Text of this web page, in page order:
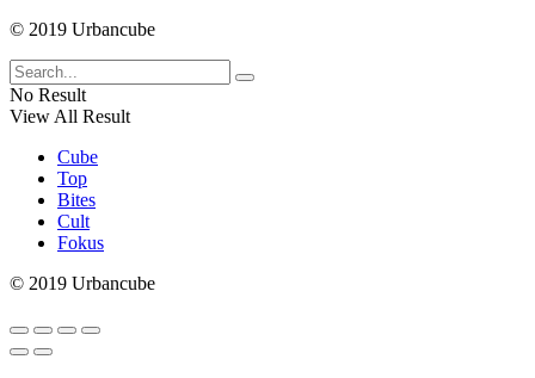
© 2019 Urbancube
No Result
View All Result
Cube
Top
Bites
Cult
Fokus
© 2019 Urbancube